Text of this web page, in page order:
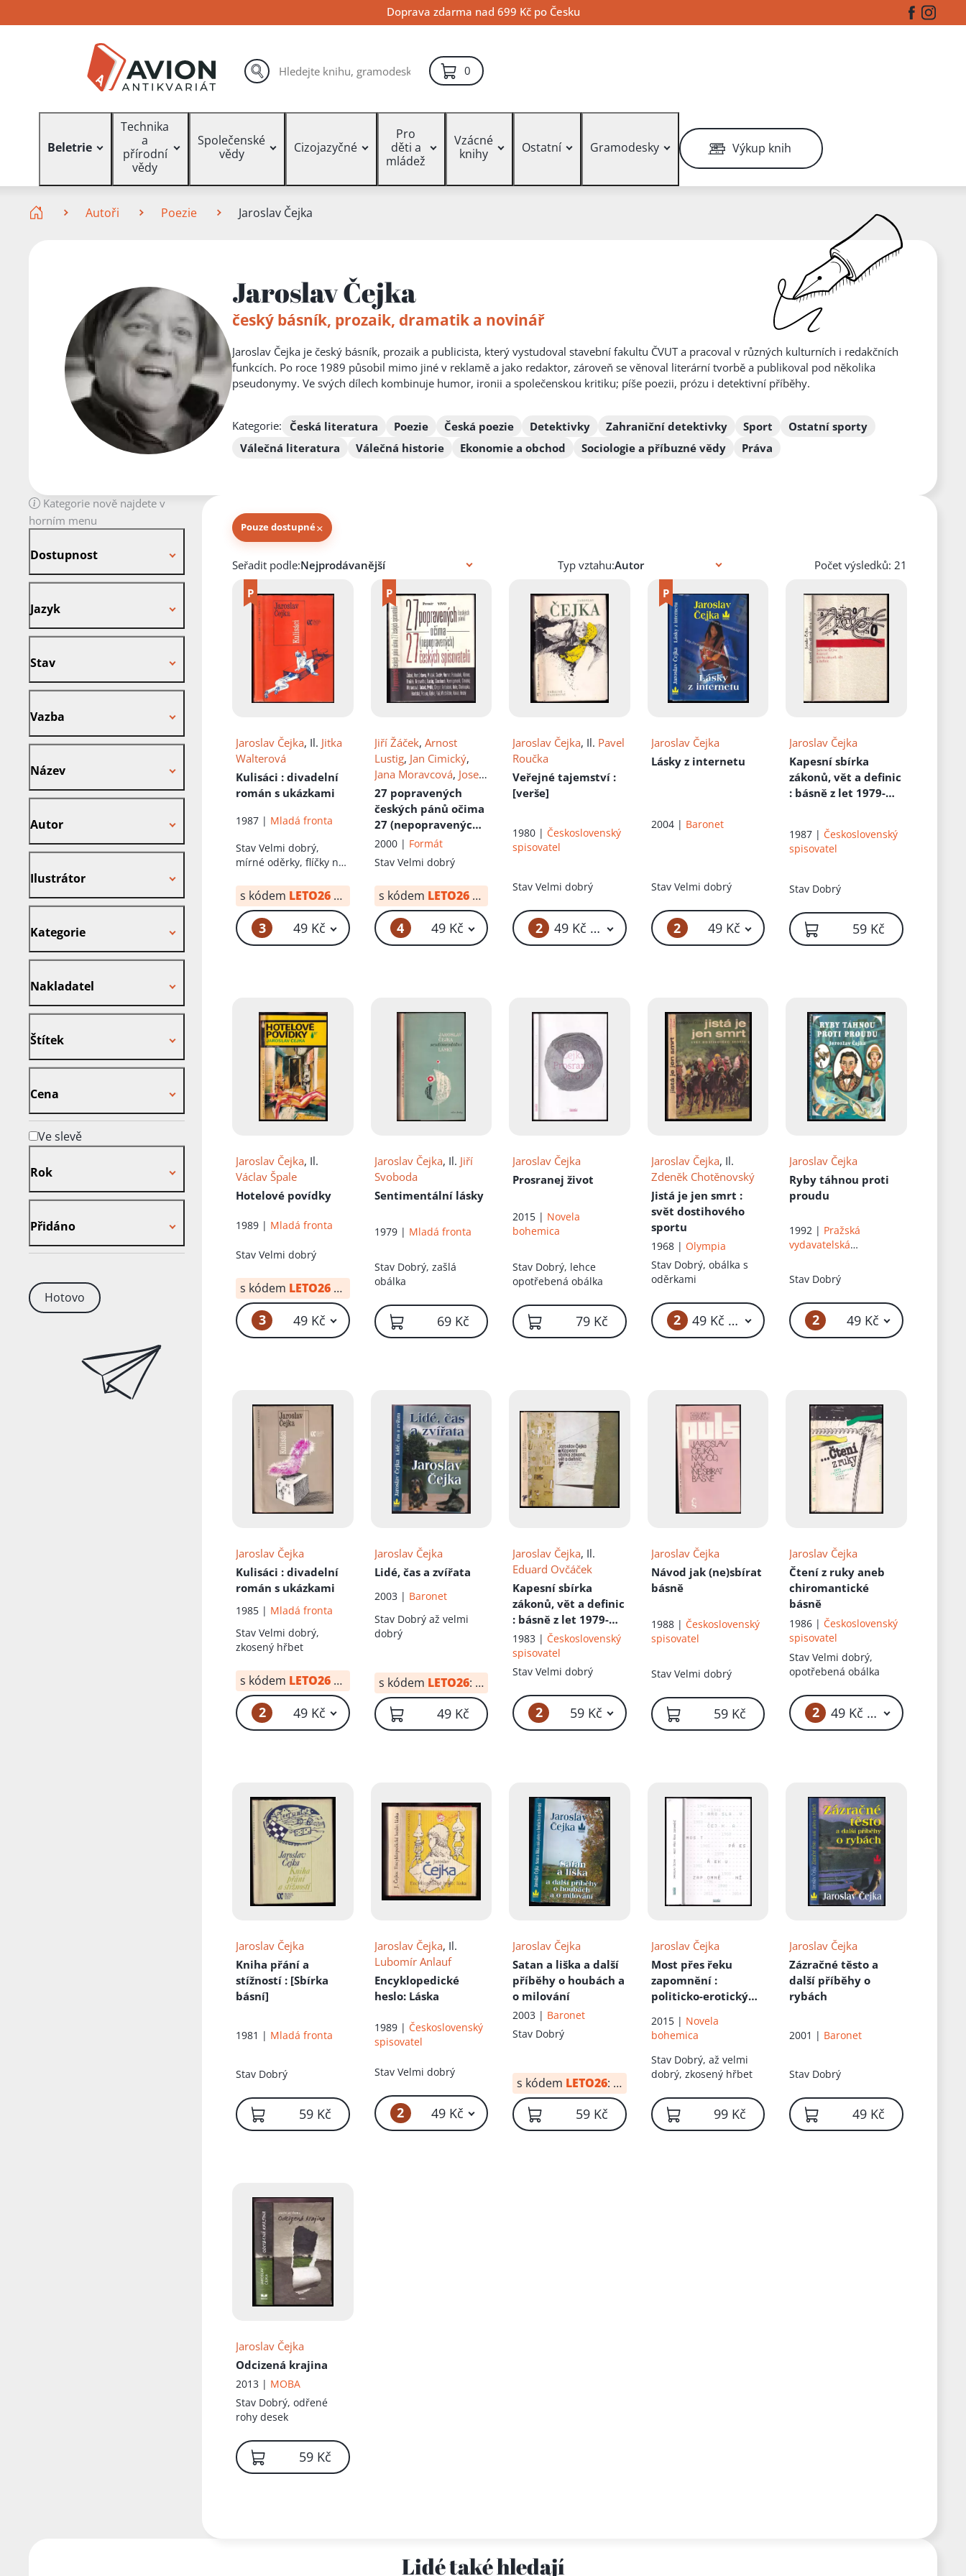
na
na
na
Doprava zdarma nad 699 Kč po Česku Facebook
Vyhledávání hledat
0položek – košík
Beletrie
Technika
a
přírodní
vědy
Společenské
vědy
Cizojazyčné
Pro
děti a
mládež
Vzácné
knihy
Ostatní Gramodesky Výkup knih
Autoři Poezie Jaroslav Čejka
Jaroslav Čejka
český básník, prozaik, dramatik a novinář
Jaroslav Čejka je český básník, prozaik a publicista, který vystudoval stavební fakultu ČVUT a pracoval v různých kulturních i redakčních
funkcích. Po roce 1989 působil mimo jiné v reklamě a jako redaktor, zároveň se věnoval literární tvorbě a publikoval pod několika
pseudonymy. Ve svých dílech kombinuje humor, ironii a společenskou kritiku; píše poezii, prózu i detektivní příběhy.
Kategorie: Česká literatura Poezie Česká poezie Detektivky Zahraniční detektivky Sport
Ostatní sporty
Válečná literatura
Válečná historie Ekonomie a obchod Sociologie a příbuzné vědy Práva
Kategorie nově najdete v
horním menu
Dostupnost
Jazyk
Stav
Vazba
Název
Autor
Ilustrátor
Kategorie
Nakladatel
Štítek
Cena
Ve slevě
Rok
Přidáno
Hotovo
Pouze dostupné×
Knihy autora
Seřadit podle: Typ vztahu: Počet výsledků: 21
Jaroslav Čejka, Il. Jitka
Walterová
Kulisáci : divadelní
román s ukázkami
1987 | Mladá fronta
StavVelmi dobrý,
mírné oděrky, flíčky na
s kódem LETO26 od: 34 Kč
3 49 Kč
Jiří Žáček, Arnost
Lustig, Jan Cimický,
Jana Moravcová, Josef
Nesvadba,Eva
Kantůrková,Vladimír
Körner,Radko Pytlík
Petr Prouza
,Václav
Dušek
Chaloupka ,Roman
Ráž,Lubomír
Macháček,František
Cinger, Jaroslav Čejka,
Miroslav Hule, Alex
Koenigsmark,Jiří
Brožek,Pavel Verner
Falteisek
Václav
Suchý, Dušan Kukal
Viktoria Hradská
27 popravených
českých pánů očima
27 (nepopravených)
českých spisovatelů
2000 | Formát
Stav Velmi dobrý
s kódem LETO26 od: 34 Kč
4 49 Kč
Jaroslav Čejka, Il. Pavel
Roučka
Veřejné tajemství :
[verše]
1980 |Československý
spisovatel
StavVelmi dobrý
2 49 Kč – 59 Kč
Jaroslav Čejka
Lásky z internetu
2004 | Baronet
Stav Velmi dobrý
2 49 Kč
Jaroslav Čejka
Kapesní sbírka
zákonů, vět a definic
: básně z let 1979-
1987 |Československý
spisovatel
Stav Dobrý
59 Kč
Jaroslav Čejka, Il.
Václav Špale
Hotelové povídky
1989 | Mladá fronta
StavVelmi dobrý
s kódem LETO26 od: 34 Kč
3 49 Kč
Jaroslav Čejka, Il. Jiří
Svoboda
Sentimentální lásky
1979 | Mladá fronta
Stav Dobrý, zašlá
obálka
69 Kč
Jaroslav Čejka
Prosranej život
2015 | Novela
bohemica
Stav Dobrý, lehce
opotřebená obálka
79 Kč
Jaroslav Čejka, Il.
Zdeněk Chotěnovský
Jistá je jen smrt :
svět dostihového
sportu
1968 | Olympia
Stav Dobrý, obálka s
oděrkami
2 49 Kč – 59 Kč
Jaroslav Čejka
Ryby táhnou proti
proudu
1992 | Pražská
vydavatelská
Stav Dobrý
2 49 Kč
Jaroslav Čejka
Kulisáci : divadelní
román s ukázkami
1985 | Mladá fronta
StavVelmi dobrý,
zkosený hřbet
s kódem LETO26 od: 34 Kč
2 49 Kč
Jaroslav Čejka
Lidé, čas a zvířata
2003 | Baronet
Stav Dobrý až velmi
dobrý
s kódem LETO26: 20 Kč
49 Kč
Jaroslav Čejka, Il.
Eduard Ovčáček
Kapesní sbírka
zákonů, vět a definic
: básně z let 1979-
1981
1983 |Československý
spisovatel
StavVelmi dobrý
2 59 Kč
Jaroslav Čejka
Návod jak (ne)sbírat
básně
1988 | Československý
spisovatel
Stav Velmi dobrý
59 Kč
Jaroslav Čejka
Čtení z ruky aneb
chiromantické
básně
1986 |Československý
spisovatel
StavVelmi dobrý,
opotřebená obálka
2 49 Kč – 59 Kč
Jaroslav Čejka
Kniha přání a
stížností : [Sbírka
básní]
1981 | Mladá fronta
Stav Dobrý
59 Kč
Jaroslav Čejka, Il.
Lubomír Anlauf
Encyklopedické
heslo: Láska
1989 | Československý
spisovatel
Stav Velmi dobrý
2 49 Kč
Jaroslav Čejka
Satan a liška a další
příběhy o houbách a
o milování
2003 | Baronet
Stav Dobrý
s kódem LETO26: 24 Kč
59 Kč
Jaroslav Čejka
Most přes řeku
zapomnění :
politicko-erotický
2015 | Novela
bohemica
Stav Dobrý, až velmi
dobrý, zkosený hřbet
99 Kč
Jaroslav Čejka
Zázračné těsto a
další příběhy o
rybách
2001 | Baronet
Stav Dobrý
49 Kč
Jaroslav Čejka
Odcizená krajina
2013 | MOBA
Stav Dobrý, odřené
rohy desek
59 Kč
Lidé také hledají
Přidáno do košíku!